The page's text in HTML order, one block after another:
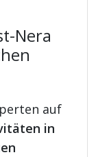
Nera
auf
in